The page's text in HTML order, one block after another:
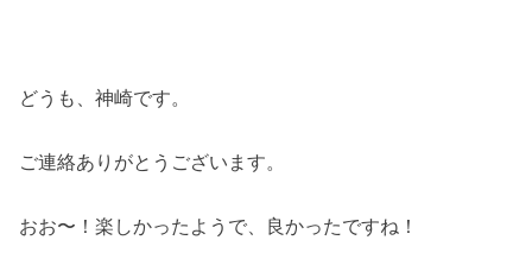
どうも、神崎です。
ご連絡ありがとうございます。
おお〜！楽しかったようで、良かったですね！